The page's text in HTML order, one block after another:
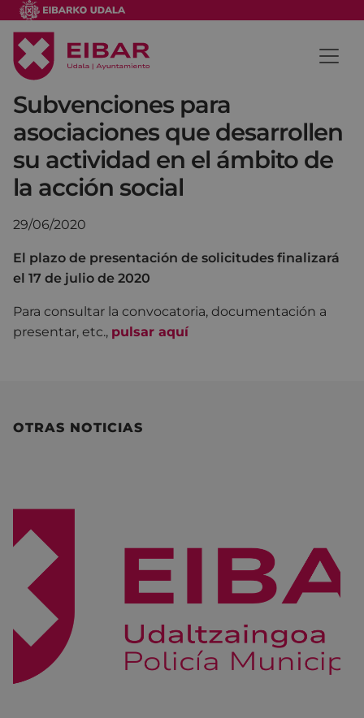
Subvenciones para
asociaciones que desarrollen
su actividad en el ámbito de
la acción social
29/06/2020
El plazo de presentación de solicitudes finalizará
el 17 de julio de 2020
Para consultar la convocatoria, documentación a
presentar, etc., pulsar aquí
OTRAS NOTICIAS